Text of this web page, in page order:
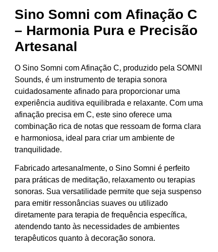
Sino Somni com Afinação C
– Harmonia Pura e Precisão
Artesanal
O Sino Somni com Afinação C, produzido pela SOMNI
Sounds, é um instrumento de terapia sonora
cuidadosamente afinado para proporcionar uma
experiência auditiva equilibrada e relaxante. Com uma
afinação precisa em C, este sino oferece uma
combinação rica de notas que ressoam de forma clara
e harmoniosa, ideal para criar um ambiente de
tranquilidade.
Fabricado artesanalmente, o Sino Somni é perfeito
para práticas de meditação, relaxamento ou terapias
sonoras. Sua versatilidade permite que seja suspenso
para emitir ressonâncias suaves ou utilizado
diretamente para terapia de frequência específica,
atendendo tanto às necessidades de ambientes
terapêuticos quanto à decoração sonora.